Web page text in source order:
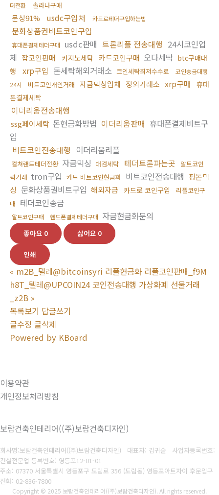
더전환
솔라나구매
문상91% usdc구입처 카드로테더구입하는법
문화상품권비트코인구입
휴대폰결제테더구매 usdc판매 트론리플 전송대행 24시코인업
체 잡코인판매 카지노세탁 카드코인구매 오다세탁 btc구매대
행
xrp구입 돈세탁해외거래소 코인세탁최저수수료
코인송금대행
24시
비트코인개인거래 자금믹싱업체 장외거래소 xrp구매
휴대
폰결제세탁
이더리움전송대행
ssg페이세탁 돈현금화방법 이더리움판매 휴대폰결제비트구
입
비트코인전송대행 이더리움리플
컬쳐랜드테더전환 자금믹싱 대검세탁 테더트론파는곳
알트코인
퀵거래 tron구입 카드 비트코인현금화 비트코인전송대행 핑돈믹
싱 문화상품권비트구입 해외자금 카드로 코인구입
리플코인구
매 테더코인송금
알트코인구매 핸드폰결제테더구매 자금현금화문의
좋아요 0 싫어요 0
인쇄
« m2B_텔레@bitcoinsyri 리플현금화 리플코인판매_f9M
h8T_텔레@UPCOIN24 코인전송대행 가상화폐 선물거래
_z2B »
목록보기 답글쓰기
글수정 글삭제
Powered by KBoard
이용약관
개인정보처리방침
보람건축인테리어((주)보람건축디자인)
회사명:보람건축인테리어((주)보람건축디자인) 대표자: 김귀술 사업자등록번호:
건설전문업 등록번호: 영등포12-01-01
주소: 07370 서울특별시 영등포구 도림로 356 (도림동) 영등포아트자이 후문입구
전화: 02-836-7800
Copyright © 2025 보람건축인테리어((주)보람건축디자인). All rights reserved.